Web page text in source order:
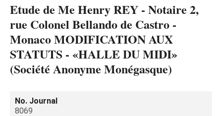
Etude de Me Henry REY - Notaire 2,
rue Colonel Bellando de Castro -
Monaco MODIFICATION AUX
STATUTS - «HALLE DU MIDI»
(Société Anonyme Monégasque)
No. Journal
8069